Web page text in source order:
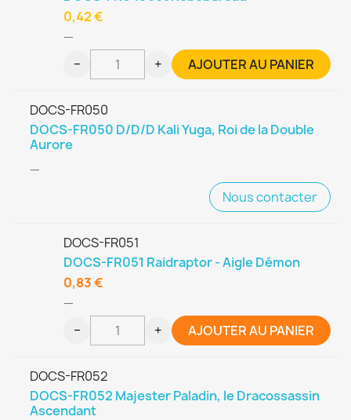
—
0,42 €
− + AJOUTER AU PANIER
DOCS-FR050
DOCS-FR050 D/D/D Kali Yuga, Roi de la Double
Aurore
—
Nous contacter
DOCS-FR051
DOCS-FR051 Raidraptor - Aigle Démon
—
0,83 €
− + AJOUTER AU PANIER
DOCS-FR052
DOCS-FR052 Majester Paladin, le Dracossassin
Ascendant